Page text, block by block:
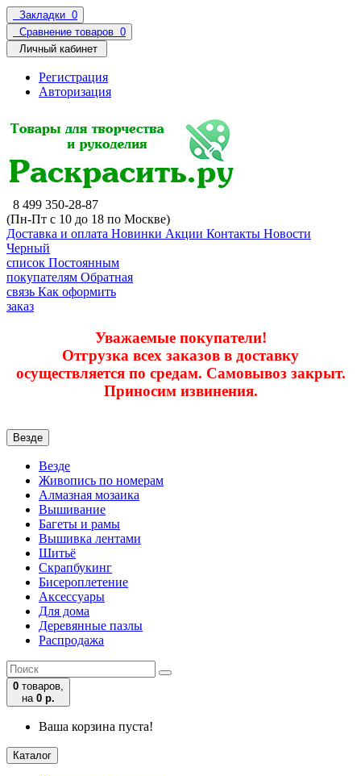
Закладки 0
Сравнение товаров 0
Личный кабинет
Регистрация
Авторизация
8 499 350-28-87
(Пн-Пт с 10 до 18 по Москве)
Доставка и оплата Новинки Акции Контакты Новости
Черный
список Постоянным
покупателям Обратная
связь Как оформить
заказ
Уважаемые покупатели!
Отгрузка всех заказов в доставку
осуществляется по средам. Самовывоз закрыт.
Приносим извинения.
Везде
Везде
Живопись по номерам
Алмазная мозаика
Вышивание
Багеты и рамы
Вышивка лентами
Шитьё
Скрапбукинг
Бисероплетение
Аксессуары
Для дома
Деревянные пазлы
Распродажа
0 товаров,
на 0 р.
Ваша корзина пуста!
Каталог